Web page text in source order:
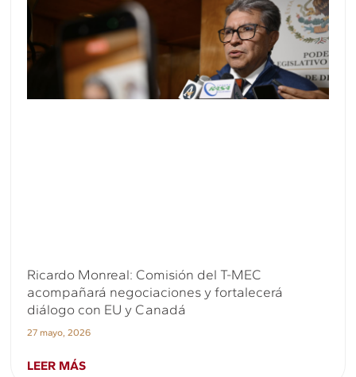
Ricardo Monreal: Comisión del T-MEC
acompañará negociaciones y fortalecerá
diálogo con EU y Canadá
27 mayo, 2026
LEER MÁS